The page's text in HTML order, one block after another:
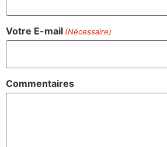
Votre E-mail (Nécessaire)
Commentaires